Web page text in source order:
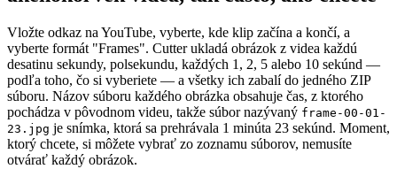
Vložte odkaz na YouTube, vyberte, kde klip začína a končí, a
vyberte formát "Frames". Cutter ukladá obrázok z videa každú
desatinu sekundy, polsekundu, každých 1, 2, 5 alebo 10 sekúnd —
podľa toho, čo si vyberiete — a všetky ich zabalí do jedného ZIP
súboru. Názov súboru každého obrázka obsahuje čas, z ktorého
pochádza v pôvodnom videu, takže súbor nazývaný frame-00-01-
23.jpg je snímka, ktorá sa prehrávala 1 minúta 23 sekúnd. Moment,
ktorý chcete, si môžete vybrať zo zoznamu súborov, nemusíte
otvárať každý obrázok.